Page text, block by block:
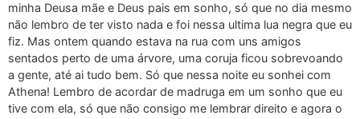
minha Deusa mãe e Deus pais em sonho, só que no dia mesmo
não lembro de ter visto nada e foi nessa ultima lua negra que eu
fiz. Mas ontem quando estava na rua com uns amigos
sentados perto de uma árvore, uma coruja ficou sobrevoando
a gente, até ai tudo bem. Só que nessa noite eu sonhei com
Athena! Lembro de acordar de madruga em um sonho que eu
tive com ela, só que não consigo me lembrar direito e agora o